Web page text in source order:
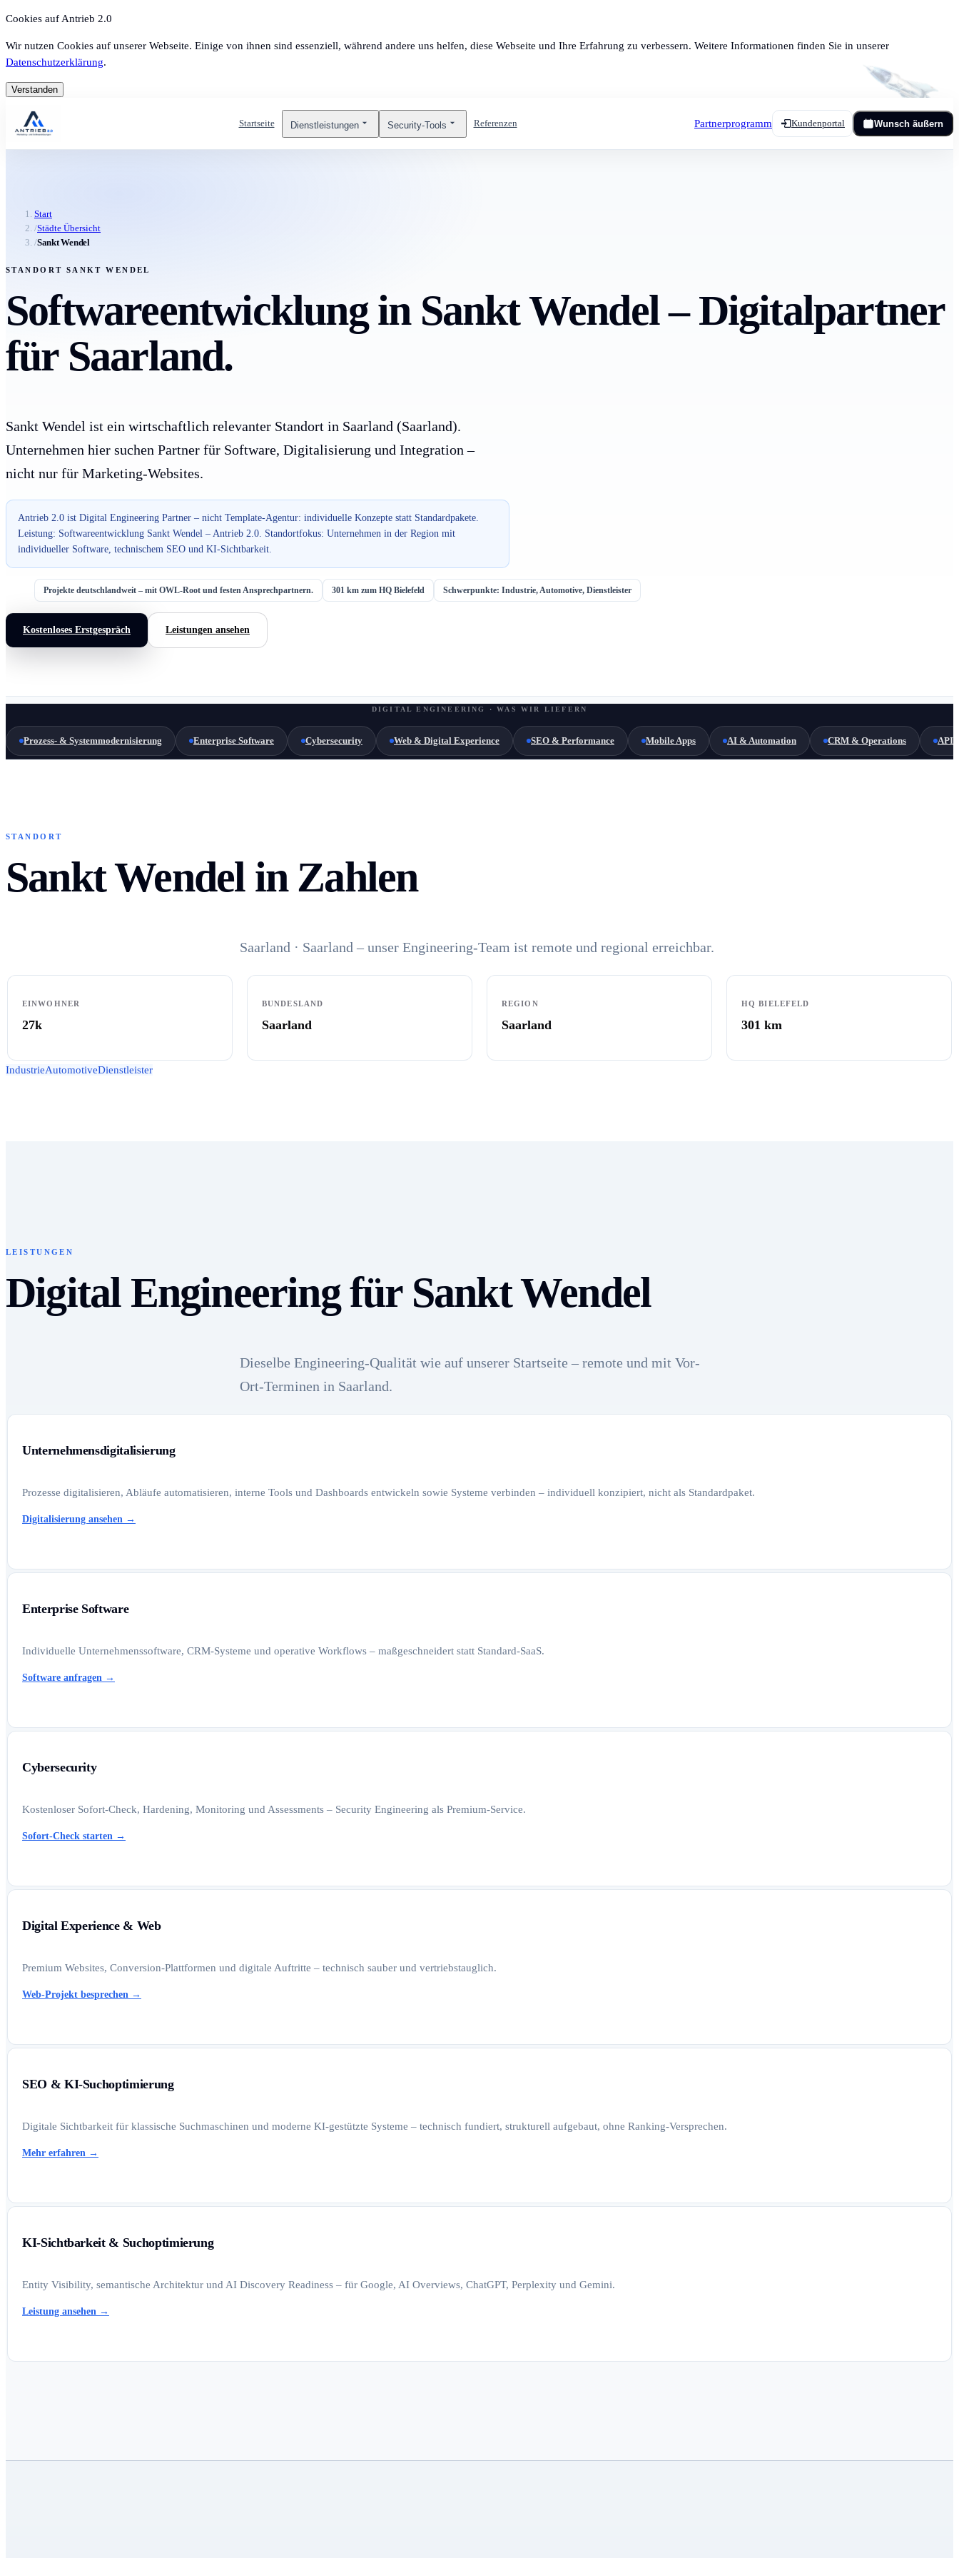
Cookies auf Antrieb 2.0
Wir nutzen Cookies auf unserer Webseite. Einige von ihnen sind essenziell, während andere uns helfen, diese Webseite und Ihre Erfahrung zu verbessern. Weitere Informationen finden Sie in unserer
Datenschutzerklärung.
Verstanden
Startseite Dienstleistungen Security-Tools Referenzen Partnerprogramm Kundenportal Wunsch äußern
Start
/Städte Übersicht
/Sankt Wendel
STANDORT SANKT WENDEL
Softwareentwicklung in Sankt Wendel – Digitalpartner
für Saarland.
Sankt Wendel ist ein wirtschaftlich relevanter Standort in Saarland (Saarland).
Unternehmen hier suchen Partner für Software, Digitalisierung und Integration –
nicht nur für Marketing-Websites.
Antrieb 2.0 ist Digital Engineering Partner – nicht Template-Agentur: individuelle Konzepte statt Standardpakete.
Leistung: Softwareentwicklung Sankt Wendel – Antrieb 2.0. Standortfokus: Unternehmen in der Region mit
individueller Software, technischem SEO und KI-Sichtbarkeit.
Projekte deutschlandweit – mit OWL-Root und festen Ansprechpartnern. 301 km zum HQ Bielefeld Schwerpunkte: Industrie, Automotive, Dienstleister
Kostenloses Erstgespräch Leistungen ansehen
DIGITAL ENGINEERING · WAS WIR LIEFERN
Prozess- & Systemmodernisierung Enterprise Software Cybersecurity Web & Digital Experience SEO & Performance Mobile Apps AI & Automation CRM & Operations API
STANDORT
Sankt Wendel in Zahlen
Saarland · Saarland – unser Engineering-Team ist remote und regional erreichbar.
EINWOHNER
27k
BUNDESLAND
Saarland
REGION
Saarland
HQ BIELEFELD
301 km
IndustrieAutomotiveDienstleister
LEISTUNGEN
Digital Engineering für Sankt Wendel
Dieselbe Engineering-Qualität wie auf unserer Startseite – remote und mit Vor-
Ort-Terminen in Saarland.
Unternehmensdigitalisierung
Prozesse digitalisieren, Abläufe automatisieren, interne Tools und Dashboards entwickeln sowie Systeme verbinden – individuell konzipiert, nicht als Standardpaket.
Digitalisierung ansehen →
Enterprise Software
Individuelle Unternehmenssoftware, CRM-Systeme und operative Workflows – maßgeschneidert statt Standard-SaaS.
Software anfragen →
Cybersecurity
Kostenloser Sofort-Check, Hardening, Monitoring und Assessments – Security Engineering als Premium-Service.
Sofort-Check starten →
Digital Experience & Web
Premium Websites, Conversion-Plattformen und digitale Auftritte – technisch sauber und vertriebstauglich.
Web-Projekt besprechen →
SEO & KI-Suchoptimierung
Digitale Sichtbarkeit für klassische Suchmaschinen und moderne KI-gestützte Systeme – technisch fundiert, strukturell aufgebaut, ohne Ranking-Versprechen.
Mehr erfahren →
KI-Sichtbarkeit & Suchoptimierung
Entity Visibility, semantische Architektur und AI Discovery Readiness – für Google, AI Overviews, ChatGPT, Perplexity und Gemini.
Leistung ansehen →